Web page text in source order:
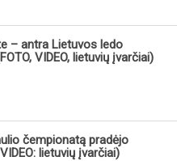
– antra Lietuvos ledo
VIDEO, lietuvių įvarčiai)
čempionatą pradėjo
lietuvių įvarčiai)